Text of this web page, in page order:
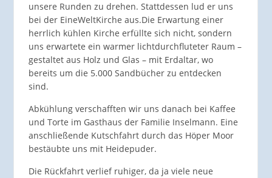
unsere Runden zu drehen. Stattdessen lud er uns
bei der EineWeltKirche aus.Die Erwartung einer
herrlich kühlen Kirche erfüllte sich nicht, sondern
uns erwartete ein warmer lichtdurchfluteter Raum –
gestaltet aus Holz und Glas – mit Erdaltar, wo
bereits um die 5.000 Sandbücher zu entdecken
sind.
Abkühlung verschafften wir uns danach bei Kaffee
und Torte im Gasthaus der Familie Inselmann. Eine
anschließende Kutschfahrt durch das Höper Moor
bestäubte uns mit Heidepuder.
Die Rückfahrt verlief ruhiger, da ja viele neue